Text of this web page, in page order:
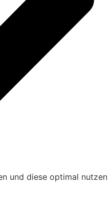
und diese optimal nutzen